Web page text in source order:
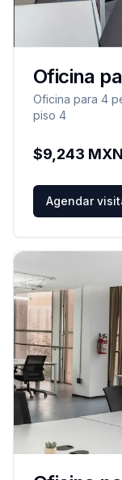
Oficina
Oficina para 4
piso 4
$9,243
Agendar